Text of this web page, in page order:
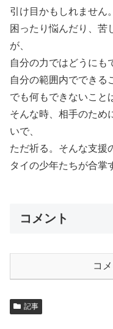
引け目かもしれません。
困ったり悩んだり、苦
が、
自分の力ではどうにも
自分の範囲内でできる
でも何もできないこと
そんな時、相手のため
いで、
ただ祈る。そんな支援
タイの少年たちが合掌
コメント
コ
記事